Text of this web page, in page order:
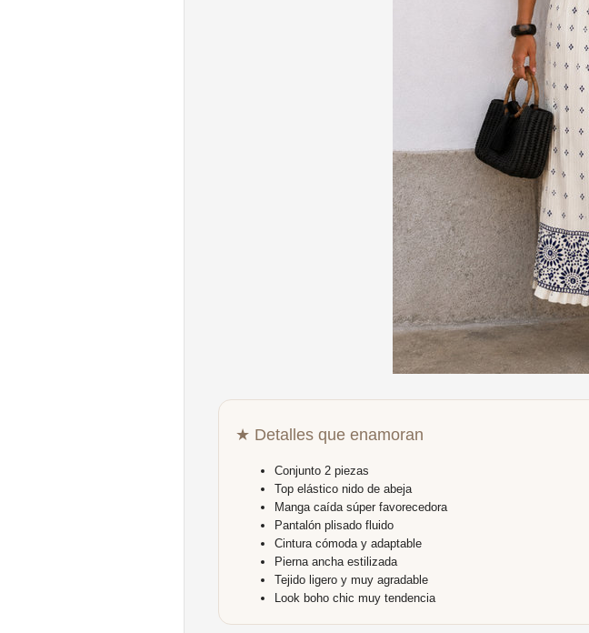
★ Detalles que enamoran
Conjunto 2 piezas
Top elástico nido de abeja
Manga caída súper favorecedora
Pantalón plisado fluido
Cintura cómoda y adaptable
Pierna ancha estilizada
Tejido ligero y muy agradable
Look boho chic muy tendencia